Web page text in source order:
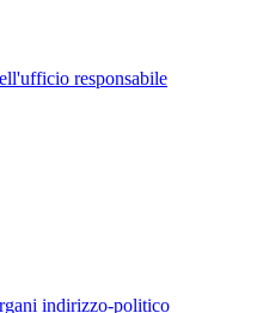
responsabile
indirizzo-politico